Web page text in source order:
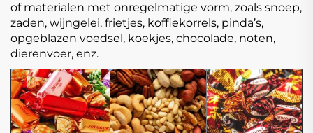
of materialen met onregelmatige vorm, zoals snoep,
zaden, wijngelei, frietjes, koffiekorrels, pinda’s,
opgeblazen voedsel, koekjes, chocolade, noten,
dierenvoer, enz.